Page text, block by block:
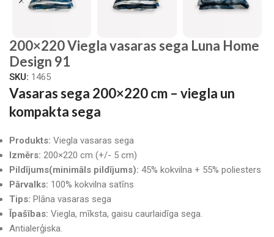
200×220 Viegla vasaras sega Luna Home
Design 91
SKU: 1465
Vasaras sega 200×220 cm – viegla un
kompakta sega
Produkts: Viegla vasaras sega
Izmērs: 200×220 cm (+/- 5 cm)
Pildījums(minimāls pildījums): 45% kokvilna + 55% poliesters
Pārvalks: 100% kokvilna satīns
Tips: Plāna vasaras sega
Īpašības: Viegla, mīksta, gaisu caurlaidīga sega.
Antialerģiska.